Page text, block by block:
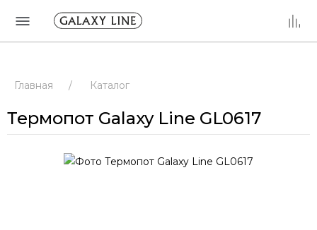
Главная / Каталог
Термопот Galaxy Line GL0617